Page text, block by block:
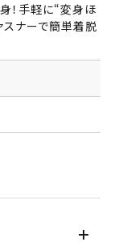
！手軽に“変身ほ
スナーで簡単着脱